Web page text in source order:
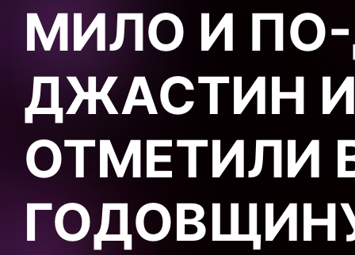
МИЛО И
ДЖАСТИН И
ОТМЕТИЛИ